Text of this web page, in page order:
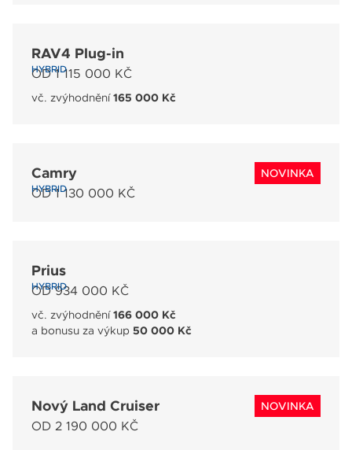
HYBRID
RAV4 Plug-in
OD 1 115 000 KČ
vč. zvýhodnění165 000 Kč
NOVINKA
HYBRID
Camry
OD 1 130 000 KČ
HYBRID
Prius
OD 934 000 KČ
vč. zvýhodnění166 000 Kč
a bonusu za výkup 50 000 Kč
NOVINKA
Nový Land Cruiser
OD 2 190 000 KČ